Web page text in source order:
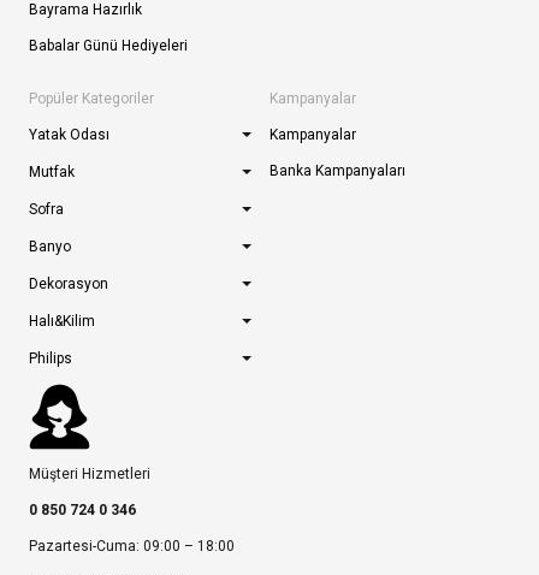
Bayrama Hazırlık
Babalar Günü Hediyeleri
Popüler Kategoriler
Yatak Odası
Mutfak
Sofra
Banyo
Dekorasyon
Halı&Kilim
Philips
Kampanyalar
Kampanyalar
Banka Kampanyaları
Müşteri Hizmetleri
0 850 724 0 346
Pazartesi-Cuma: 09:00 – 18:00